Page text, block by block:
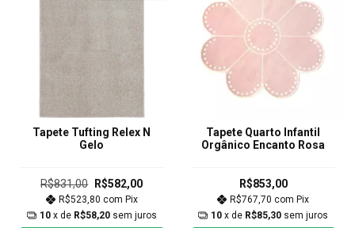
Tapete Tufting Relex N
Gelo
R$831,00 R$582,00
R$523,80 com Pix
10 x de R$58,20 sem juros
Tapete Quarto Infantil
Orgânico Encanto Rosa
R$853,00
R$767,70com Pix
10 x de R$85,30 sem juros